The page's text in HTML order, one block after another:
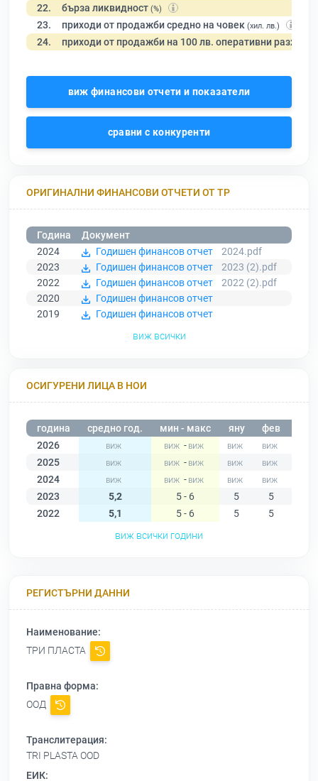
22. бърза ликвидност (%)
23. приходи от продажби средно на човек (хил. лв.)
24. приходи от продажби на 100 лв. оперативни разходи
виж финансови отчети и показатели
сравни с конкуренти
ОРИГИНАЛНИ ФИНАНСОВИ ОТЧЕТИ ОТ ТР
Година
Документ
2024
Годишен финансов отчет
2024.pdf
2023
Годишен финансов отчет
2023 (2).pdf
2022
Годишен финансов отчет
2022 (2).pdf
2020
Годишен финансов отчет
2019
Годишен финансов отчет
виж всички
ОСИГУРЕНИ ЛИЦА В НОИ
година средно год. мин - макс яну фев
2026
-
2025
-
2024
-
2023
5,2 5 - 6 5 5
2022
5,1 5 - 6 5 5
виж всички години
РЕГИСТЪРНИ ДАННИ
Наименование:
ТРИ ПЛАСТА
Правна форма:
ООД
Транслитерация:
TRI PLASTA OOD
ЕИК: